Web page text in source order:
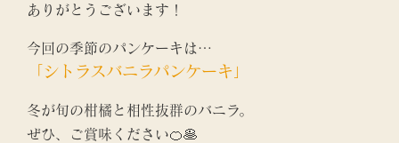
ありがとうございます！
今回の季節のパンケーキは…
「シトラスバニラパンケーキ」
冬が旬の柑橘と相性抜群のバニラ。
ぜひ、ご賞味ください🍊🥞